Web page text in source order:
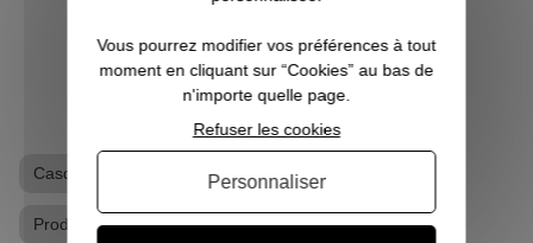
Casquette Casquette Harry Potter
Produits dérivés Harry Potter
Vous pourrez modifier vos préférences à tout
moment en cliquant sur “Cookies” au bas de
n'importe quelle page.
Refuser les cookies
Personnaliser